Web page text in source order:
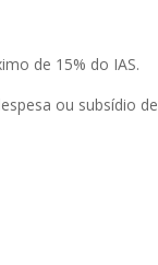
de 15% do IAS.
ou subsídio de